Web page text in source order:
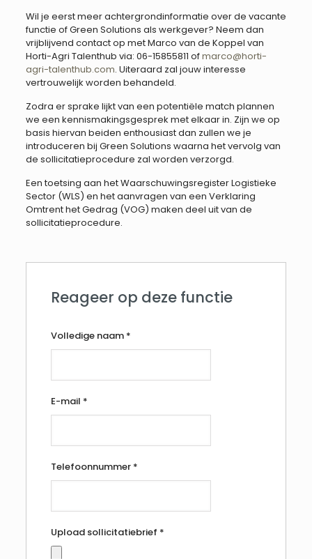
Wil je eerst meer achtergrondinformatie over de vacante
functie of Green Solutions als werkgever? Neem dan
vrijblijvend contact op met Marco van de Koppel van
Horti-Agri Talenthub via: 06-15855811 ofmarco@horti-
agri-talenthub.com. Uiteraard zal jouw interesse
vertrouwelijk worden behandeld.
Zodra er sprake lijkt van een potentiële match plannen
we een kennismakingsgesprek met elkaar in. Zijn we op
basis hiervan beiden enthousiast dan zullen we je
introduceren bij Green Solutions waarna het vervolg van
de sollicitatieprocedure zal worden verzorgd.
Een toetsing aan het Waarschuwingsregister Logistieke
Sector (WLS) en het aanvragen van een Verklaring
Omtrent het Gedrag (VOG) maken deel uit van de
sollicitatieprocedure.
Reageer op deze functie
Volledige naam *
E-mail *
Telefoonnummer *
Upload sollicitatiebrief *